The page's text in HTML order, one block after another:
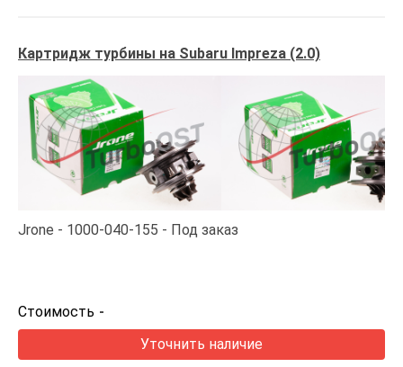
Картридж турбины на Subaru Impreza (2.0)
Jrone 1000-040-155 Под заказ
Стоимость -
Уточнить наличие